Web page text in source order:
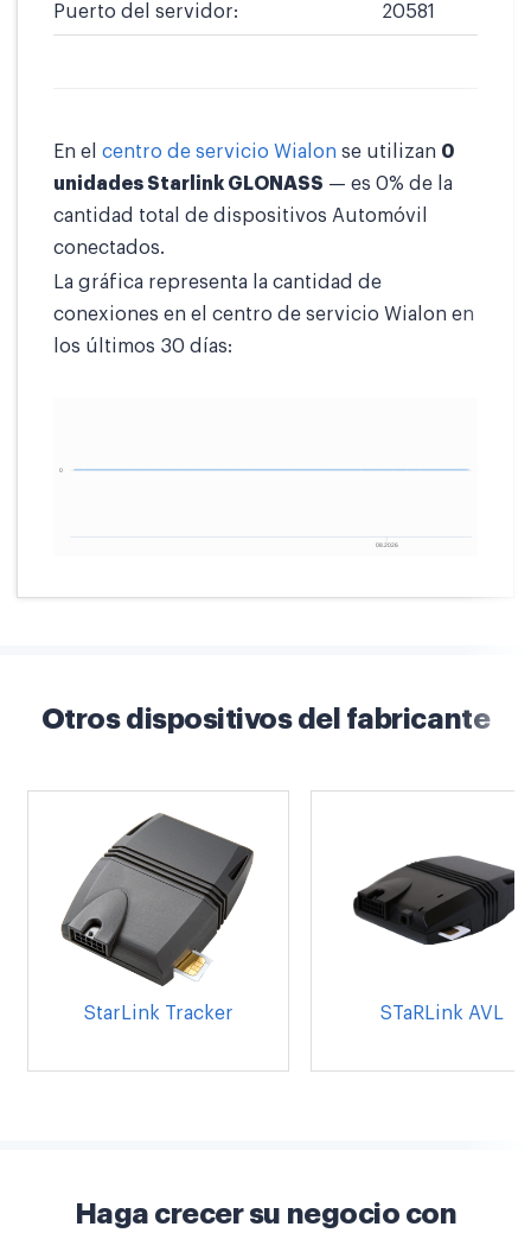
Puerto del servidor: 20581
En el centro de servicio Wialon se utilizan 0
unidades Starlink GLONASS — es 0% de la
cantidad total de dispositivos Automóvil
conectados.
La gráfica representa la cantidad de
conexiones en el centro de servicio Wialon en
los últimos 30 días:
Otros dispositivos del fabricante
StarLink Tracker STaRLink AVL
Haga crecer su negocio con